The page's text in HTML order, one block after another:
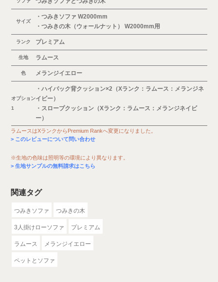
サイズ
・つみきソファ W2000mm
・つみきの木（ウォールナット） W2000mm用
ランク プレミアム
生地 ラムース
色 メランジイエロー
オプション
1
・ハイバック背クッション×2（Xランク：ラムース：メランジネ
イビー）
・スロープクッション（Xランク：ラムース：メランジネイビ
ー）
ラムースはXランクからPremium Rankへ変更になりました。
このレビューについて問い合わせ
※生地の色味は照明等の環境により異なります。
生地サンプルの無料請求はこちら
関連タグ
つみきソファ つみきの木
3人掛けローソファ プレミアム
ラムース メランジイエロー
ペットとソファ